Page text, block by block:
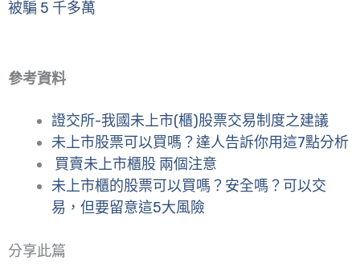
被騙 5 千多萬
參考資料
證交所-我國未上市(櫃)股票交易制度之建議
未上市股票可以買嗎？達人告訴你用這7點分析
買賣未上市櫃股 兩個注意
未上市櫃的股票可以買嗎？安全嗎？可以交
易，但要留意這5大風險
分享此篇